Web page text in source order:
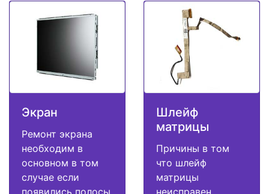
Экран
Ремонт экрана
необходим в
основном в том
случае если
Шлейф
матрицы
Причины в том
что шлейф
матрицы